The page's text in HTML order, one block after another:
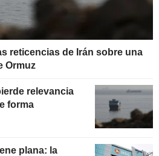
reticencias de Irán sobre una
Ormuz
relevancia
forma
plana: la